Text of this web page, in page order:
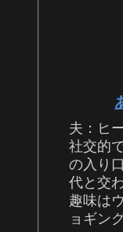
夫：ヒ
社交的
の入り
代と交
趣味は
ョギン